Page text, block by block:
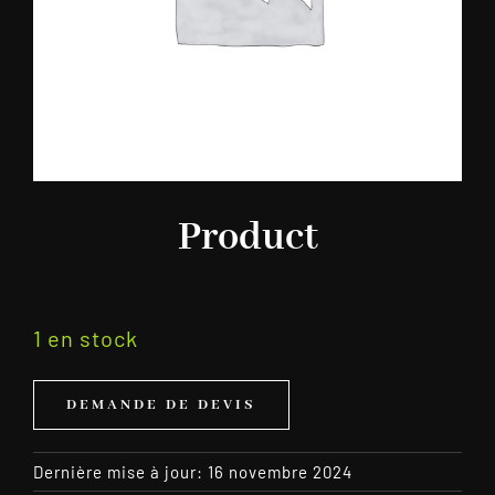
Product
1 en stock
DEMANDE DE DEVIS
Dernière mise à jour: 16 novembre 2024